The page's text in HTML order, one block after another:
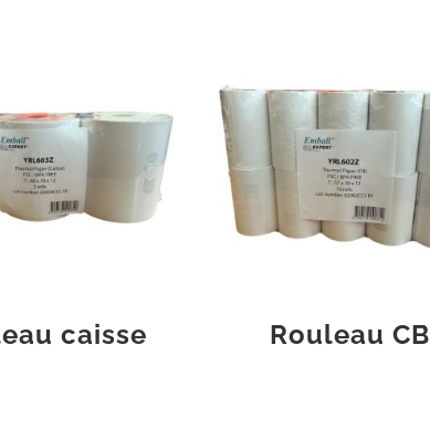
caisse Rouleau CB